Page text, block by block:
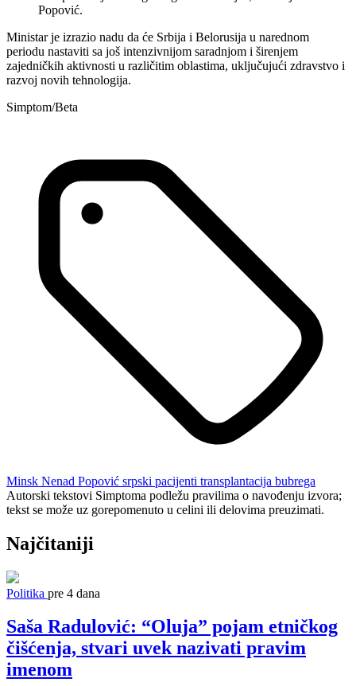
Popović.
Ministar je izrazio nadu da će Srbija i Belorusija u narednom
periodu nastaviti sa još intenzivnijom saradnjom i širenjem
zajedničkih aktivnosti u različitim oblastima, uključujući zdravstvo i
razvoj novih tehnologija.
Simptom/Beta
Minsk Nenad Popović srpski pacijenti transplantacija bubrega
Autorski tekstovi Simptoma podležu pravilima o navođenju izvora;
tekst se može uz gorepomenuto u celini ili delovima preuzimati.
Najčitaniji
Politika pre 4 dana
Saša Radulović: “Oluja” pojam etničkog
čišćenja, stvari uvek nazivati pravim
imenom